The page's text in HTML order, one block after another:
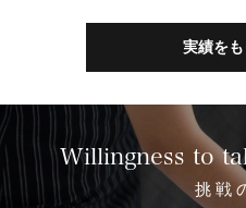
実績を
Willingness to
挑 戦